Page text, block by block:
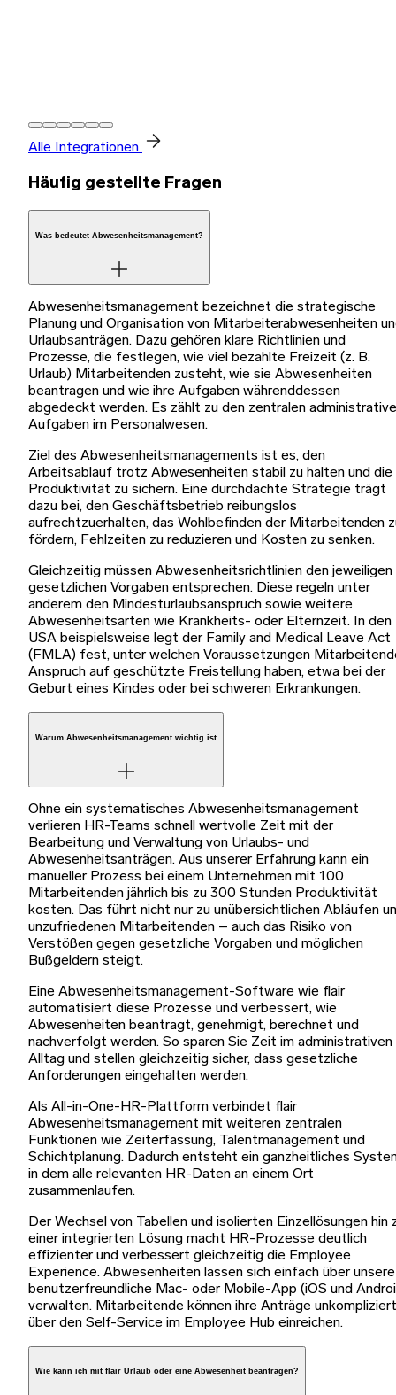
Alle Integrationen
Häufig gestellte Fragen
Was bedeutet Abwesenheitsmanagement?
Abwesenheitsmanagement bezeichnet die strategische
Planung und Organisation von Mitarbeiterabwesenheiten
Urlaubsanträgen. Dazu gehören klare Richtlinien und
Prozesse, die festlegen, wie viel bezahlte Freizeit (z. B.
Urlaub) Mitarbeitenden zusteht, wie sie Abwesenheiten
beantragen und wie ihre Aufgaben währenddessen
abgedeckt werden. Es zählt zu den zentralen
Aufgaben im Personalwesen.
Ziel des Abwesenheitsmanagements ist es, den
Arbeitsablauf trotz Abwesenheiten stabil zu halten und die
Produktivität zu sichern. Eine durchdachte Strategie trägt
dazu bei, den Geschäftsbetrieb reibungslos
aufrechtzuerhalten, das Wohlbefinden der Mitarbeitenden
fördern, Fehlzeiten zu reduzieren und Kosten zu senken.
Gleichzeitig müssen Abwesenheitsrichtlinien den jeweiligen
gesetzlichen Vorgaben entsprechen. Diese regeln unter
anderem den Mindesturlaubsanspruch sowie weitere
Abwesenheitsarten wie Krankheits- oder Elternzeit. In den
USA beispielsweise legt der Family and Medical Leave Act
(FMLA) fest, unter welchen Voraussetzungen
Anspruch auf geschützte Freistellung haben, etwa bei der
Geburt eines Kindes oder bei schweren Erkrankungen.
Warum Abwesenheitsmanagement wichtig ist
Ohne ein systematisches Abwesenheitsmanagement
verlieren HR-Teams schnell wertvolle Zeit mit der
Bearbeitung und Verwaltung von Urlaubs- und
Abwesenheitsanträgen. Aus unserer Erfahrung kann ein
manueller Prozess bei einem Unternehmen mit 100
Mitarbeitenden jährlich bis zu 300 Stunden Produktivität
kosten. Das führt nicht nur zu unübersichtlichen Abläufen
unzufriedenen Mitarbeitenden – auch das Risiko von
Verstößen gegen gesetzliche Vorgaben und möglichen
Bußgeldern steigt.
Eine Abwesenheitsmanagement-Software wie flair
automatisiert diese Prozesse und verbessert, wie
Abwesenheiten beantragt, genehmigt, berechnet und
nachverfolgt werden. So sparen Sie Zeit im administrativen
Alltag und stellen gleichzeitig sicher, dass gesetzliche
Anforderungen eingehalten werden.
Als All-in-One-HR-Plattform verbindet flair
Abwesenheitsmanagement mit weiteren zentralen
Funktionen wie Zeiterfassung, Talentmanagement und
Schichtplanung. Dadurch entsteht ein ganzheitliches
in dem alle relevanten HR-Daten an einem Ort
zusammenlaufen.
Der Wechsel von Tabellen und isolierten Einzellösungen hin
einer integrierten Lösung macht HR-Prozesse deutlich
effizienter und verbessert gleichzeitig die Employee
Experience. Abwesenheiten lassen sich einfach über unsere
benutzerfreundliche Mac- oder Mobile-App (iOS und
verwalten. Mitarbeitende können ihre Anträge unkompliziert
über den Self-Service im Employee Hub einreichen.
Wie kann ich mit flair Urlaub oder eine Abwesenheit beantragen?